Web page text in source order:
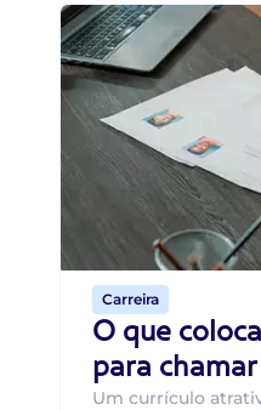
Carreira
O que
para
Um currículo